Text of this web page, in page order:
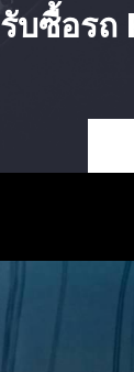
รับซื้อรถ